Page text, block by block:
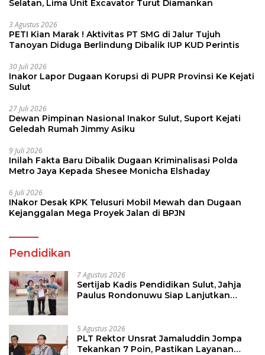
Selatan, Lima Unit Excavator Turut Diamankan
3 Agustus 2026
PETI Kian Marak ! Aktivitas PT SMG di Jalur Tujuh
Tanoyan Diduga Berlindung Dibalik IUP KUD Perintis
30 Juli 2026
Inakor Lapor Dugaan Korupsi di PUPR Provinsi Ke Kejati
Sulut
27 Juli 2026
Dewan Pimpinan Nasional Inakor Sulut, Suport Kejati
Geledah Rumah Jimmy Asiku
9 Juli 2026
Inilah Fakta Baru Dibalik Dugaan Kriminalisasi Polda
Metro Jaya Kepada Shesee Monicha Elshaday
6 Juli 2026
INakor Desak KPK Telusuri Mobil Mewah dan Dugaan
Kejanggalan Mega Proyek Jalan di BPJN
Pendidikan
7 Agustus 2026
Sertijab Kadis Pendidikan Sulut, Jahja
Paulus Rondonuwu Siap Lanjutkan
5 Agustus 2026
PLT Rektor Unsrat Jamaluddin Jompa
Tekankan 7 Poin, Pastikan Layanan